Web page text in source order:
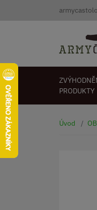
PRODUKTY
Úvod